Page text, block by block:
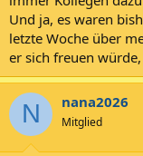
Und ja, es waren
letzte Woche über
er sich freuen
N nana2026
Mitglied